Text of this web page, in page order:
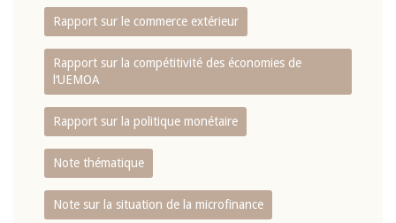
Rapport sur le commerce extérieur
Rapport sur la compétitivité des économies de
l‘UEMOA
Rapport sur la politique monétaire
Note thématique
Note sur la situation de la microfinance